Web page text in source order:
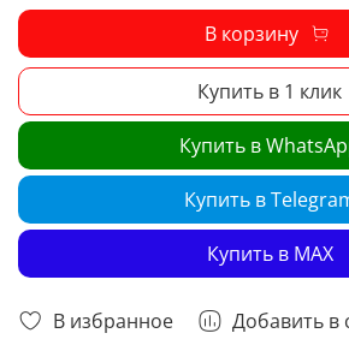
В избранное Добавить в
В корзину
Купить в 1 клик
Купить в
Купить в
Купить в MAX